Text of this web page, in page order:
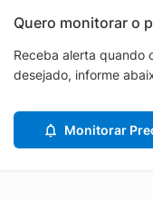
Quero monitorar o
Receba alerta quando
desejado, informe
Monitorar